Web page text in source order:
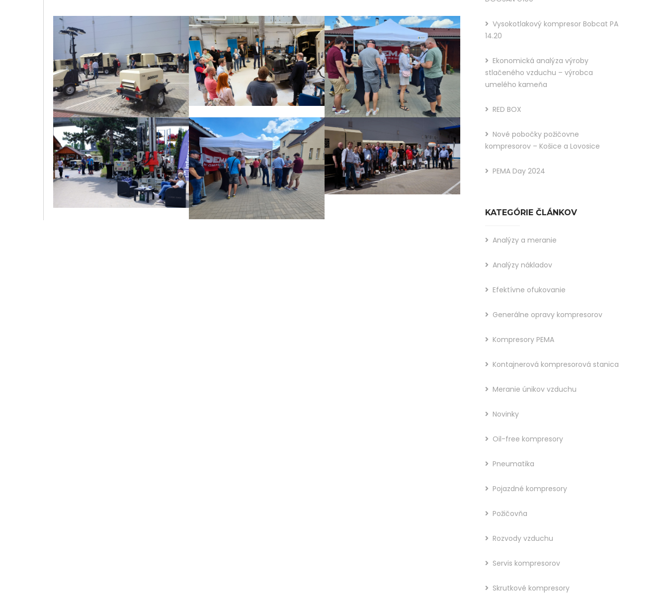
Like
Post?
Share
Vysokotlakový kompresor Bobcat PA
14.20
Ekonomická analýza výroby
stlačeného vzduchu – výrobca
umelého kameňa
RED BOX
Nové pobočky požičovne
kompresorov – Košice a Lovosice
PEMA Day 2024
KATEGÓRIE ČLÁNKOV
Analýzy a meranie
Analýzy nákladov
Efektívne ofukovanie
Generálne opravy kompresorov
Kompresory PEMA
Kontajnerová kompresorová stanica
Meranie únikov vzduchu
Novinky
Oil-free kompresory
Pneumatika
Pojazdné kompresory
Požičovňa
Rozvody vzduchu
Servis kompresorov
Skrutkové kompresory